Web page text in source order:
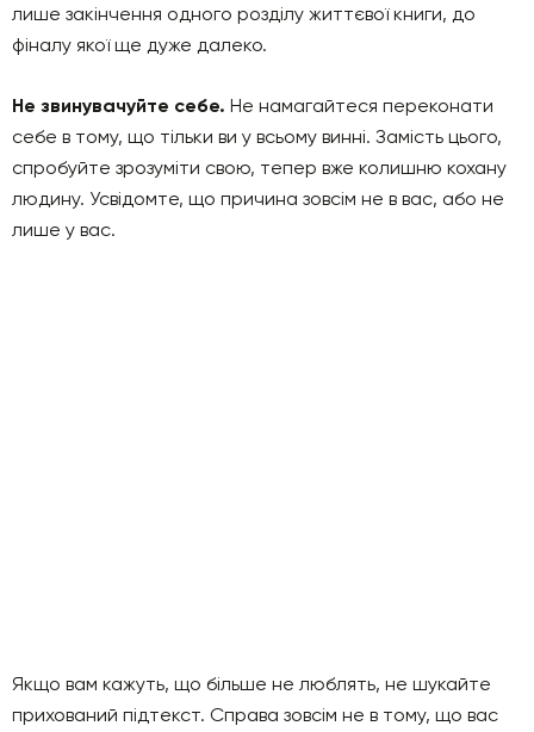
лише закінчення одного розділу життєвої книги, до
фіналу якої ще дуже далеко.
Не звинувачуйте себе. Не намагайтеся переконати
себе в тому, що тільки ви у всьому винні. Замість цього,
спробуйте зрозуміти свою, тепер вже колишню кохану
людину. Усвідомте, що причина зовсім не в вас, або не
лише у вас.
Якщо вам кажуть, що більше не люблять, не шукайте
прихований підтекст. Справа зовсім не в тому, що вас